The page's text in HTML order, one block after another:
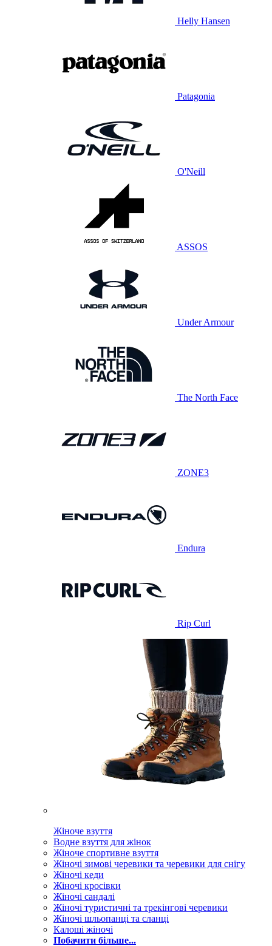
Helly Hansen
Patagonia
O'Neill
ASSOS
Under Armour
The North Face
ZONE3
Endura
Rip Curl
Жіноче взуття
Водне взуття для жінок
Жіноче спортивне взуття
Жіночі зимові черевики та черевики для снігу
Жіночі кеди
Жіночі кросівки
Жіночі сандалі
Жіночі туристичні та трекінгові черевики
Жіночі шльопанці та сланці
Калоші жіночі
Побачити більше...